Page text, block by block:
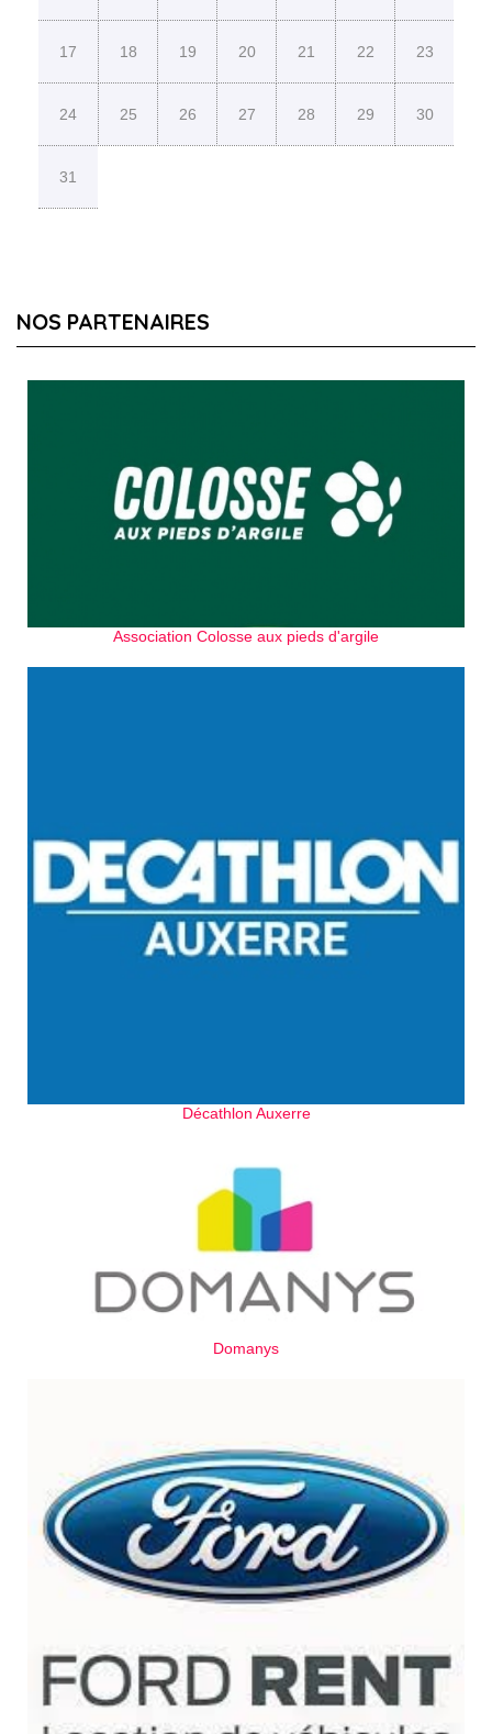
17 18 19 20 21 22 23
24 25 26 27 28 29 30
31
NOS PARTENAIRES
Association Colosse aux pieds d'argile
Décathlon Auxerre
Domanys